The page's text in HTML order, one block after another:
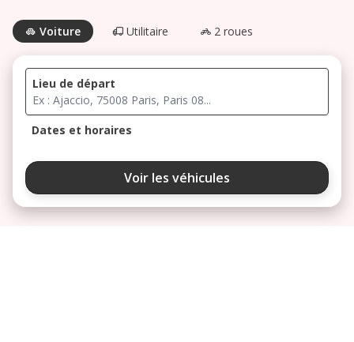
Voiture Utilitaire 2 roues
Lieu de départ
Dates et horaires
août 2026
ma me
Voir les véhicules
agences à
proximité